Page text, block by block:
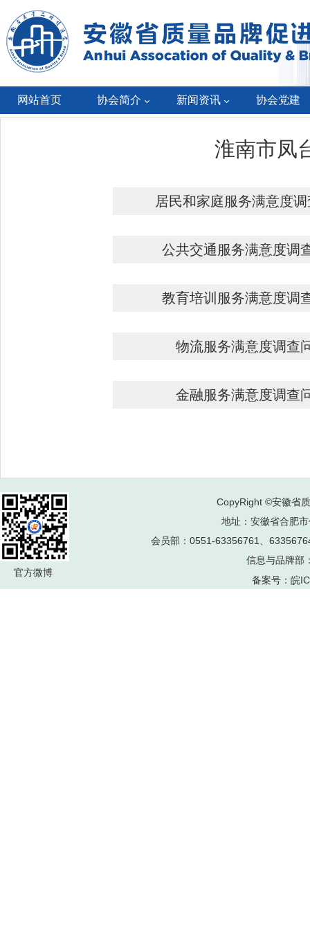
网站首页 协会简介 新闻资讯 协会党建
淮南市凤
居民和家庭服务满意度
公共交通服务满意度调
教育培训服务满意度调
物流服务满意度调查
金融服务满意度调查
官方微博
CopyRight ©安徽省
地址：安徽省合肥
会员部：0551-63356761、
信息与品牌部
备案号：皖